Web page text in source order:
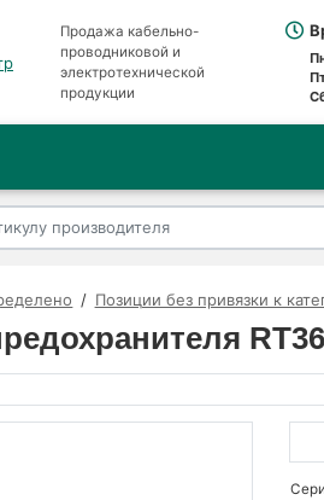
Продажа кабельно-
проводниковой и
электротехнической
продукции
Позиции без привязки к